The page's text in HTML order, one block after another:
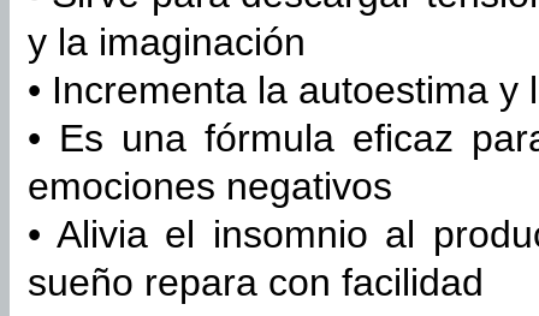
y la imaginación
• Incrementa la autoestima
• Es una fórmula eficaz
emociones negativos
• Alivia el insomnio al
sueño repara con facilidad